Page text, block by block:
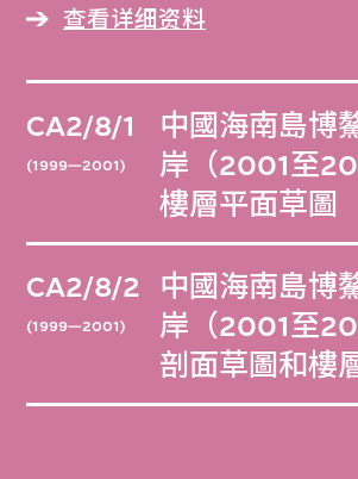
查看详细资料
CA2/8/1
(1999—2001)
中國海南島博
岸（2001至
樓層平面草圖
CA2/8/2
(1999—2001)
中國海南島博
岸（2001至
剖面草圖和樓